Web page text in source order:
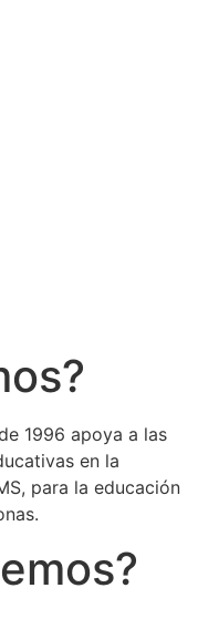
1996 apoya a las
en la
para la educación